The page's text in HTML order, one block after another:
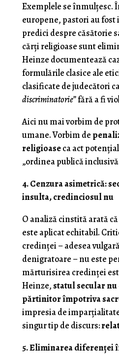
Exemplele se înmulțesc.
europene, pastori au
predici despre căsătorie
cărți religioase sunt
Heinze documentează
formulările clasice ale
clasificate de judecători
discriminatorie”fără a fi
Aici nu mai vorbim de
umane. Vorbim de
religioaseca act
„ordinea publică
4. Cenzura asimetrică:
insulta, credinciosul nu
O analiză cinstită arată
este aplicat echitabil.
credinței – adesea
denigratoare – nu este
mărturisirea credinței
Heinze, statul secular nu
părtinitor împotriva
impresia de
singur tip de discurs:
5. Eliminarea diferenței